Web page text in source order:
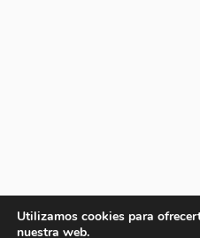
Utilizamos cookies para
nuestra web.